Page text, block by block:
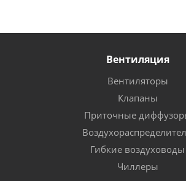
Вентиляция
Вентиляторы
Клапаны
Приточные
Гибкие воздуховоды
Чиллеры